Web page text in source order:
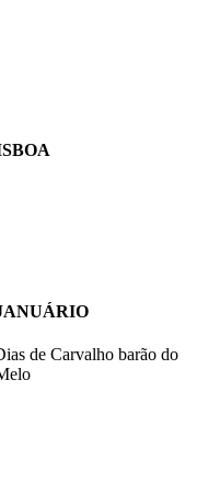
de Carvalho barão do